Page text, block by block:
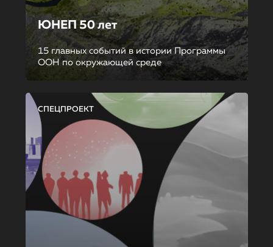
ЮНЕП 50 лет
15 главных событий в истории Программы
ООН по окружающей среде
СПЕЦПРОЕКТ